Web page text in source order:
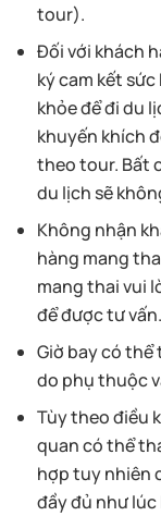
tour).
Đối với khách
ký cam kết
khỏe để đi du
khuyến khích
theo tour. Bất
du lịch sẽ
Không nhận
hàng mang
mang thai vui
để được tư vấn.
Giờ bay có
do phụ thuộc
Tùy theo điều
quan có thể
hợp tuy nhiên
đầy đủ như